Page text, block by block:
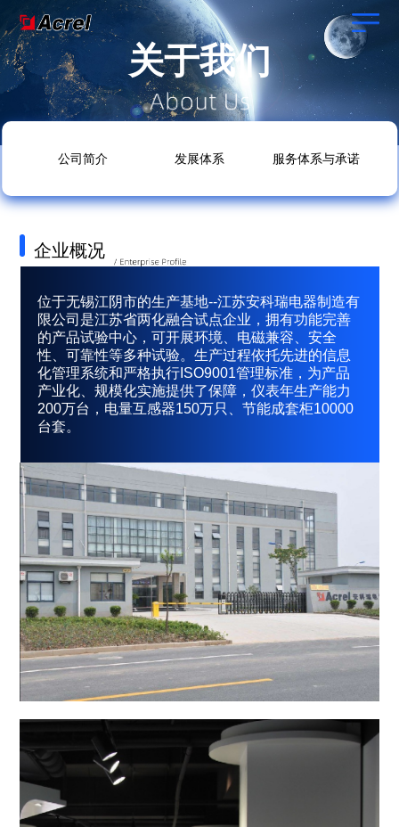
关于我们
公司简介 发展体系 服务体系与承诺
企业概况
位于无锡江阴市的生产基地--江苏安科瑞电器制造有
限公司是江苏省两化融合试点企业，拥有功能完善
的产品试验中心，可开展环境、电磁兼容、安全
性、可靠性等多种试验。生产过程依托先进的信息
化管理系统和严格执行ISO9001管理标准，为产品
产业化、规模化实施提供了保障，仪表年生产能力
200万台，电量互感器150万只、节能成套柜10000
台套。